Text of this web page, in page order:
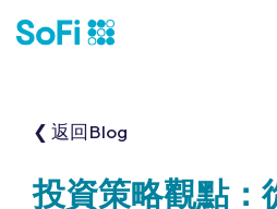
❮ 返回Blog
投資策略觀點：